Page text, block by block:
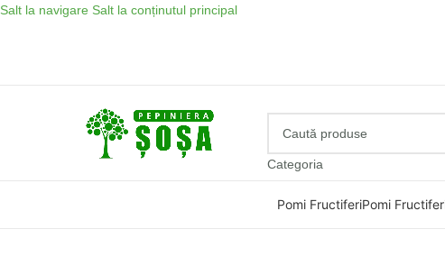
Salt la navigare Salt la conținutul principal
Categoria
Pomi FructiferiPomi